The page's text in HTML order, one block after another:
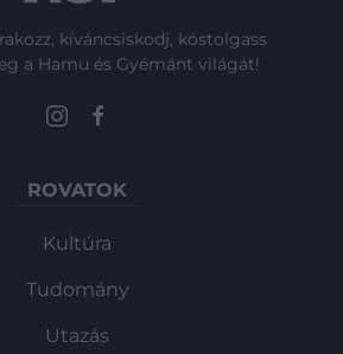
kíváncsiskodj, kóstolgass
a Hamu és Gyémánt világát!
ROVATOK
Kultúra
Tudomány
Utazás